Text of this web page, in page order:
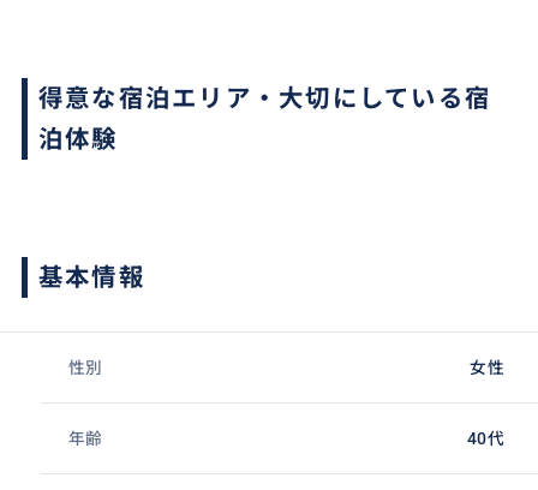
得意な宿泊エリア・大切にしている宿
泊体験
基本情報
性別 女性
年齢 40代